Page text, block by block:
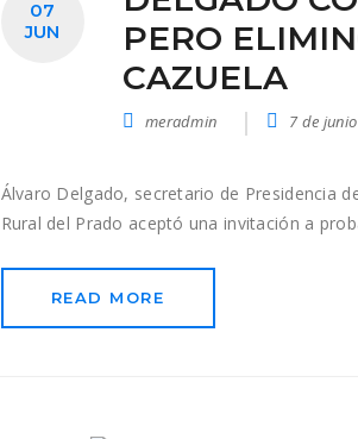
07
JUN
PERO
CAZUELA
meradmin 7 de
Álvaro Delgado, secretario de Presidencia
Rural del Prado aceptó una invitación a
READ MORE